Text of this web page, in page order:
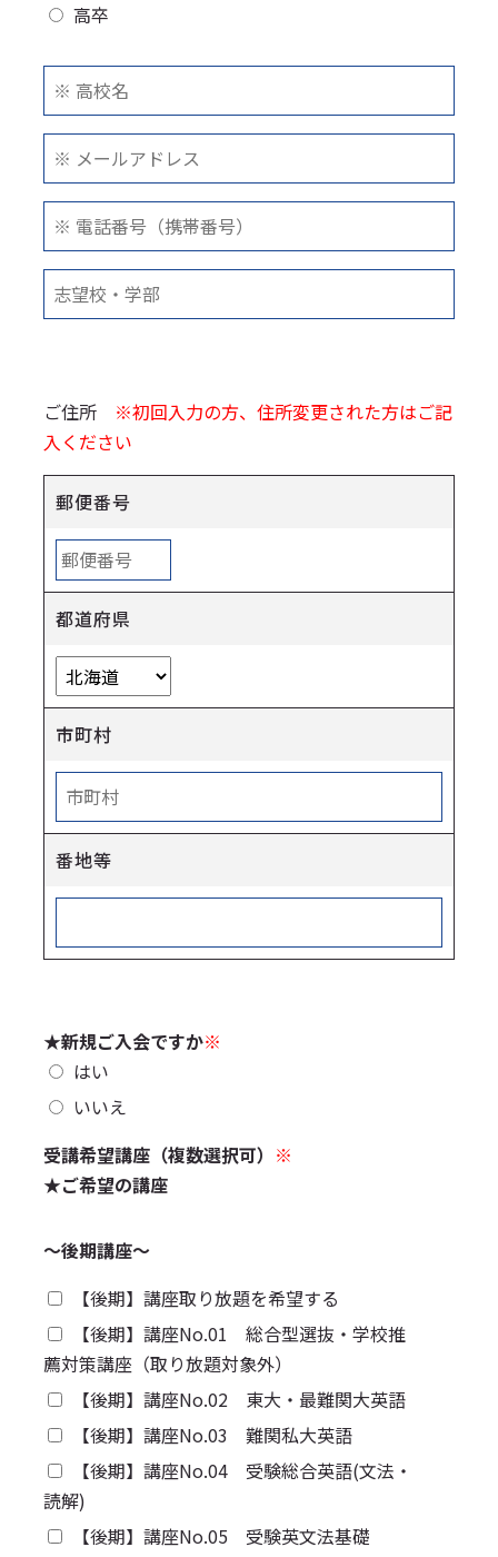
高卒
ご住所
※初回入力の方、住所変更された方はご記
入ください
郵便番号
都道府県
市町村
番地等
★新規ご入会ですか※
はい
いいえ
受講希望講座（複数選択可） ※
★ご希望の講座
〜後期講座〜
【後期】講座取り放題を希望する
【後期】講座No.01 総合型選抜・学校推
薦対策講座（取り放題対象外）
【後期】講座No.02 東大・最難関大英語
【後期】講座No.03 難関私大英語
【後期】講座No.04 受験総合英語(文法・
読解)
【後期】講座No.05 受験英文法基礎